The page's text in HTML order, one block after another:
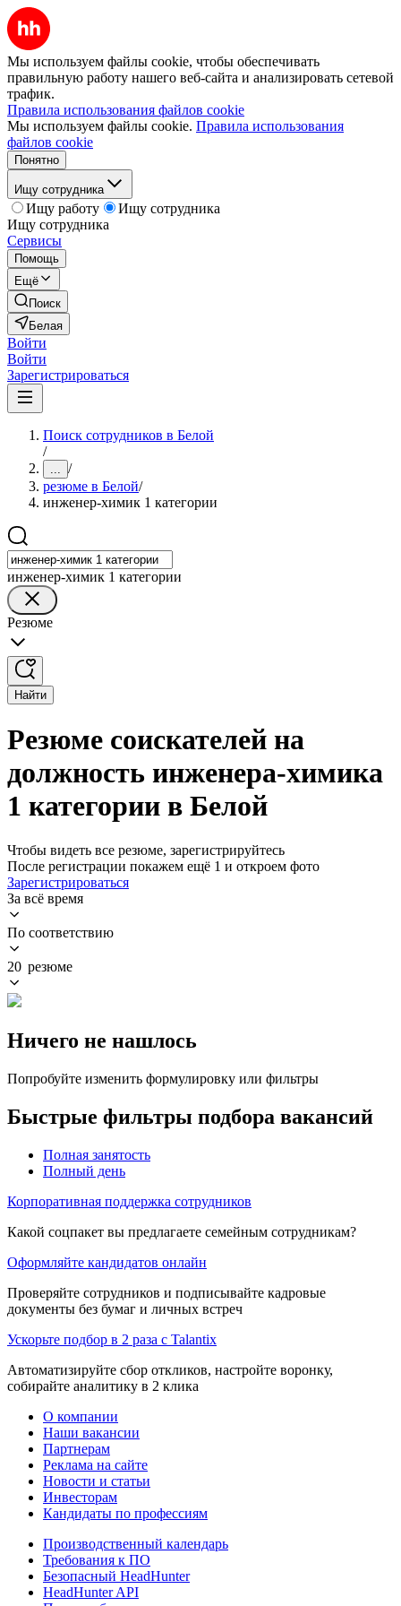
Мы используем файлы cookie, чтобы обеспечивать
правильную работу нашего веб-сайта и анализировать сетевой
трафик.
Правила использования файлов cookie
Мы используем файлы cookie. Правила использования
файлов cookie
Понятно
Ищу сотрудника
Ищу работу
Ищу сотрудника
Ищу сотрудника
Сервисы
Помощь
Ещё
Поиск
Белая
Войти
Войти
Зарегистрироваться
Поиск сотрудников в Белой
/
... /
резюме в Белой/
инженер-химик 1 категории
инженер-химик 1 категории
Резюме
Найти
Резюме соискателей на
должность инженера-химика
1 категории в Белой
Чтобы видеть все резюме, зарегистрируйтесь
После регистрации покажем ещё 1 и откроем фото
Зарегистрироваться
За всё время
По соответствию
20 резюме
Ничего не нашлось
Попробуйте изменить формулировку или фильтры
Быстрые фильтры подбора вакансий
Полная занятость
Полный день
Корпоративная поддержка сотрудников
Какой соцпакет вы предлагаете семейным сотрудникам?
Оформляйте кандидатов онлайн
Проверяйте сотрудников и подписывайте кадровые
документы без бумаг и личных встреч
Ускорьте подбор в 2 раза с Talantix
Автоматизируйте сбор откликов, настройте воронку,
собирайте аналитику в 2 клика
О компании
Наши вакансии
Партнерам
Реклама на сайте
Новости и статьи
Инвесторам
Кандидаты по профессиям
Производственный календарь
Требования к ПО
Безопасный HeadHunter
HeadHunter API